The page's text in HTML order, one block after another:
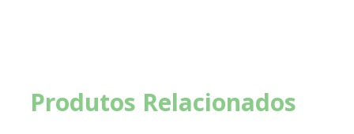
Produtos Relacionados